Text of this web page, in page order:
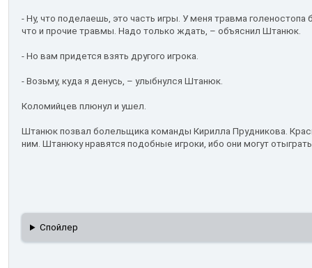
- Ну, что поделаешь, это часть игры. У меня травма
что и прочие травмы. Надо только ждать, – объяснил Штанюк.
- Но вам придется взять другого игрока.
- Возьму, куда я денусь, – улыбнулся Штанюк.
Коломийцев плюнул и ушел.
Штанюк позвал болельщика команды Кирилла Прудникова.
ним. Штанюку нравятся подобные игроки, ибо они могут
Спойлер